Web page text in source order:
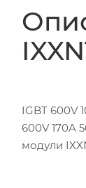
IGBT 600V
600V 170A
модули